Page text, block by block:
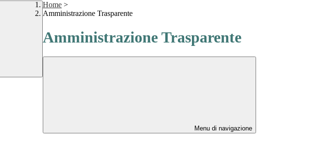
Home >
Amministrazione Trasparente
Amministrazione Trasparente
Menu di navigazione